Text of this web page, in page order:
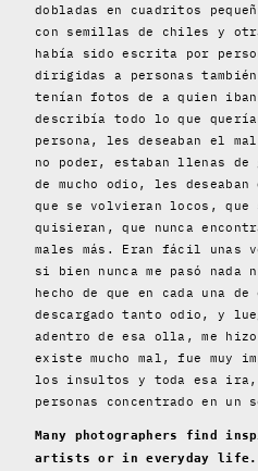
dobladas en cuadritos
con semillas de chiles y
había sido escrita por
dirigidas a personas
tenían fotos de a quien
describía todo lo que
persona, les deseaban el
no poder, estaban llenas de
de mucho odio, les deseaban
que se volvieran locos,
quisieran, que nunca
males más. Eran fácil
si bien nunca me pasó
hecho de que en cada una
descargado tanto odio, y
adentro de esa olla, me hizo
existe mucho mal, fue muy
los insultos y toda esa ira,
personas concentrado en un
Many photographers find
artists or in everyday life.